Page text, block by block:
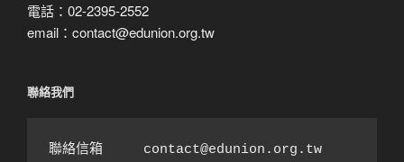
電話：02-2395-2552
email：contact@edunion.org.tw
聯絡我們
聯絡信箱　　　contact@edunion.org.tw